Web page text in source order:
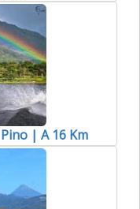
| A 16 Km